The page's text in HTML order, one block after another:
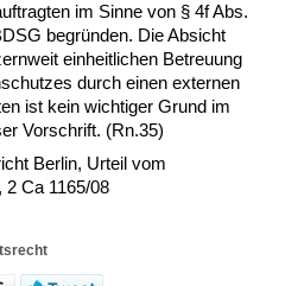
im Sin­ne von § 4f Abs.
be­gründen. Die Ab­sicht
ein­heit­li­chen Be­treu­ung
durch ei­nen ex­ter­nen
ist kein wich­ti­ger Grund im
Vor­schrift. (Rn.35)
Berlin, Urteil vom
2 Ca 1165/08